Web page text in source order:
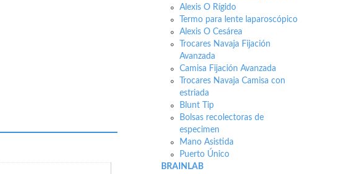
Alexis O Rígido
Termo para lente laparoscópico
Alexis O Cesárea
Trocares Navaja Fijación
Avanzada
Camisa Fijación Avanzada
Trocares Navaja Camisa con
estriada
Blunt Tip
Bolsas recolectoras de
especimen
Mano Asistida
Puerto Único
BRAINLAB